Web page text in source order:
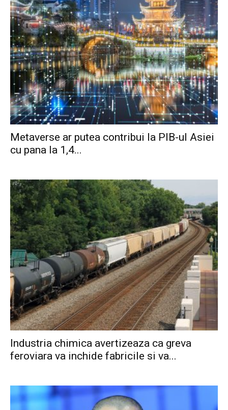
Metaverse ar putea contribui la PIB-ul Asiei
cu pana la 1,4...
Industria chimica avertizeaza ca greva
feroviara va inchide fabricile si va...